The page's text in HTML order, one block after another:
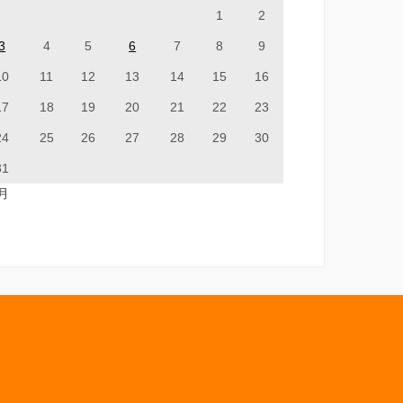
1 2
4 5 6 7 8 9
11 12 13 14 15 16
18 19 20 21 22 23
25 26 27 28 29 30